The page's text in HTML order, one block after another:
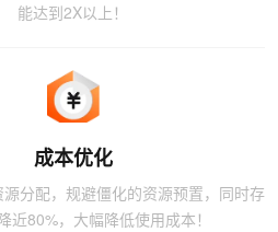
能达到2X以上！
成本优化
分配，规避僵化的资源预置，同时存
近80%，大幅降低使用成本！